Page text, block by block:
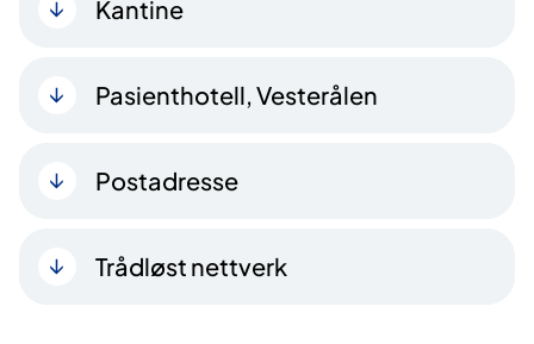
Kantine
Pasienthotell, Vesterålen
Postadresse
Trådløst nettverk